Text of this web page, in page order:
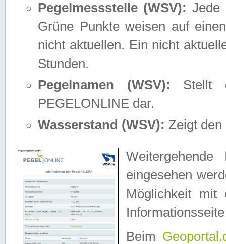
Pegelmessstelle (WSV): Jede
Grüne Punkte weisen auf
nicht aktuellen. Ein nicht
Stunden.
Pegelnamen (WSV): Stellt
PEGELONLINE dar.
Wasserstand (WSV): Zeigt den
eingesehen
Möglichkeit mit
Beim